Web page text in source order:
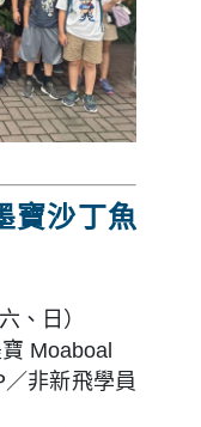
寶沙丁魚
、日）
Moaboal
非新飛學員